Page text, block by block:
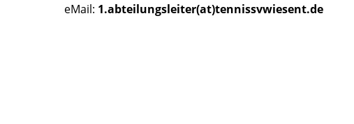
eMail: 1.abteilungsleiter(at)tennissvwiesent.de